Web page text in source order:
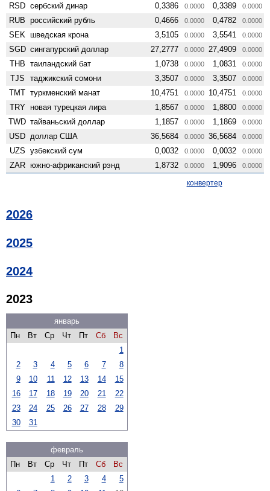
RSD сербский динар 0,3386 0.0000 0,3389 0.0000
RUB российский рубль 0,4666 0.0000 0,4782 0.0000
SEK шведская крона 3,5105 0.0000 3,5541 0.0000
SGD сингапурский доллар 27,2777 0.0000 27,4909 0.0000
THB таиландский бат 1,0738 0.0000 1,0831 0.0000
TJS таджикский сомони 3,3507 0.0000 3,3507 0.0000
TMT туркменский манат 10,4751 0.0000 10,4751 0.0000
TRY новая турецкая лира 1,8567 0.0000 1,8800 0.0000
TWD тайваньский доллар 1,1857 0.0000 1,1869 0.0000
USD доллар США 36,5684 0.0000 36,5684 0.0000
UZS узбекский сум 0,0032 0.0000 0,0032 0.0000
ZAR южно-африканский рэнд 1,8732 0.0000 1,9096 0.0000
конвертер
2026
2025
2024
2023
январь
Пн
Вт Ср Чт Пт Сб
Вс
1
2
3 4 5 6 7
8
9
10 11 12 13 14
15
16
17 18 19 20 21
22
23
24 25 26 27 28
29
30
31
февраль
Пн
Вт Ср Чт Пт Сб
Вс
1
2 3 4
5